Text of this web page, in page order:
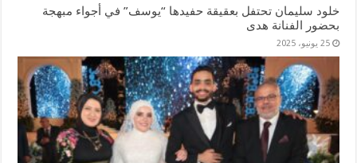
خلود سليمان تحتفل بعقيقة حفيدها “يوسف” في أجواء مبهجة
بحضور الفنانة هدى
25 يونيو، 2025